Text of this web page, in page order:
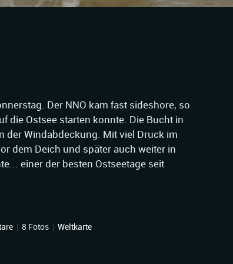
Der NNO kam fast sideshore, so
die Ostsee starten konnte. Die Bucht in
der Windabdeckung. Mit viel Druck im
dem Deich und später auch weiter in
einer der besten Ostseetage seit
| 8 Fotos | Weltkarte